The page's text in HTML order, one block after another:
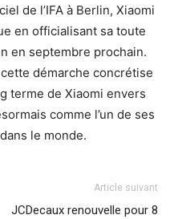
de l’IFA à Berlin, Xiaomi
en officialisant sa toute
en septembre prochain.
démarche concrétise
terme de Xiaomi envers
comme l’un de ses
le monde.
Article suivant
JCDecaux renouvelle pour 8